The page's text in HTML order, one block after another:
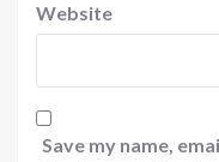
Website
Save my name,